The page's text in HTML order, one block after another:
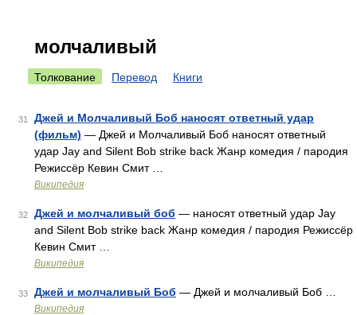
молчаливый
Толкование Перевод Книги
31
Джей и Молчаливый Боб наносят ответный удар
(фильм) — Джей и Молчаливый Боб наносят ответный
удар Jay and Silent Bob strike back Жанр комедия / пародия
Режиссёр Кевин Смит …
Википедия
32 Джей и молчаливый боб — наносят ответный удар Jay
and Silent Bob strike back Жанр комедия / пародия Режиссёр
Кевин Смит …
Википедия
33 Джей и молчаливый Боб — Джей и молчаливый Боб …
Википедия